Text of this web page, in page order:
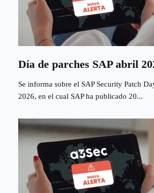
Día de parches SAP abril
Se informa sobre el SAP Security Patch
2026, en el cual SAP ha publicado 20...